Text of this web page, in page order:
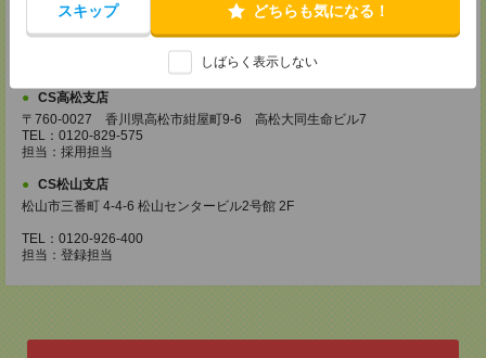
スキップ どちらも気になる！
しばらく表示しない
CS広島支店
広島県広島市中区袋町 3-17 シシンヨービル 11F
CS高松支店
〒760-0027 香川県高松市紺屋町9-6 高松大同生命ビル7
TEL：0120-829-575
担当：採用担当
CS松山支店
松山市三番町 4-4-6 松山センタービル2号館 2F
TEL：0120-926-400
担当：登録担当